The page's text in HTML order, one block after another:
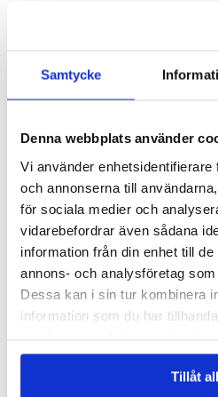
Samtycke
Denna webbplats använder
Vi använder
och annonserna till
för sociala medier och
vidarebefordrar även sådana
information från din enhet till
annons- och analysföretag
Dessa kan i sin tur kombinera
information som du har
Tillåt
sin utgångsnivå har haft
Stipendier för ordnande
Av de medel som fördelas ges 1/
Lyyli
Fonden är en bunden fond som
testamentdonation av Lyyli
Ur fonden delas stipendier för
tilldelas stipendierna elever